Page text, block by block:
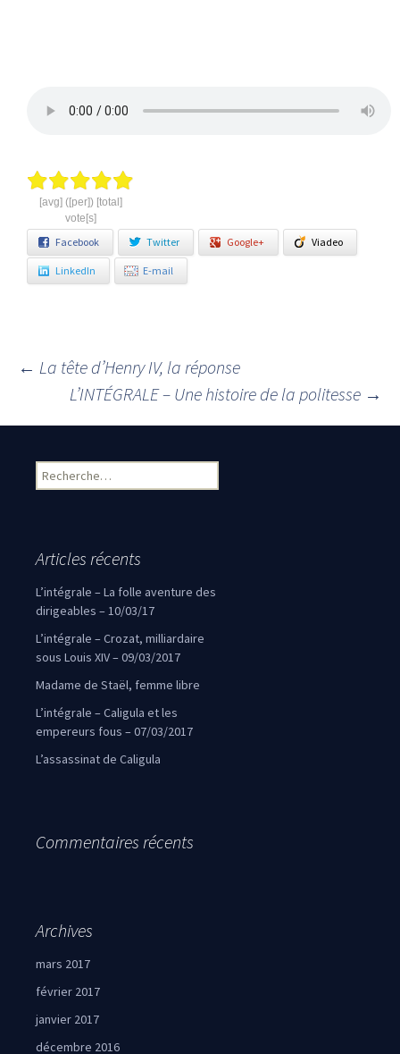
[avg] ([per]) [total]
vote[s]
Facebook Twitter Google+ Viadeo
LinkedIn E-mail
Navigation des articles
← La tête d’Henry IV, la réponse
L’INTÉGRALE – Une histoire de la politesse →
Rechercher :
Articles récents
L’intégrale – La folle aventure des
dirigeables – 10/03/17
L’intégrale – Crozat, milliardaire
sous Louis XIV – 09/03/2017
Madame de Staël, femme libre
L’intégrale – Caligula et les
empereurs fous – 07/03/2017
L’assassinat de Caligula
Commentaires récents
Archives
mars 2017
février 2017
janvier 2017
décembre 2016